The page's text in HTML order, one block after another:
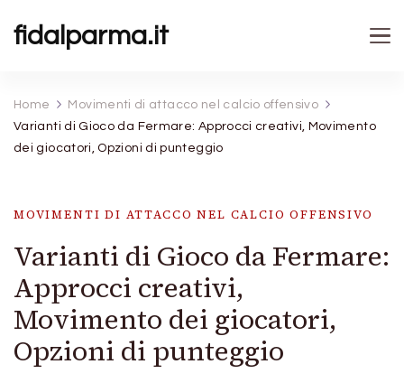
fidalparma.it
Home
Movimenti di attacco nel calcio offensivo
Varianti di Gioco da Fermare: Approcci creativi, Movimento
dei giocatori, Opzioni di punteggio
MOVIMENTI DI ATTACCO NEL CALCIO OFFENSIVO
Varianti di Gioco da Fermare:
Approcci creativi,
Movimento dei giocatori,
Opzioni di punteggio